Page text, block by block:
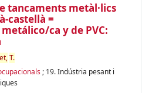
tancaments metàl·lics
castellà =
ca y de PVC:
T.
; 19. Indústria pesant i